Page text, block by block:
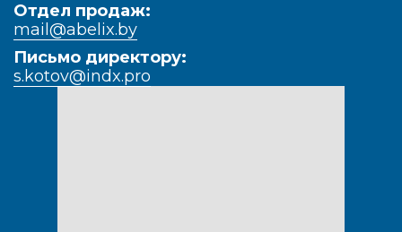
Отдел продаж:
mail@abelix.by
Письмо директору:
s.kotov@indx.pro